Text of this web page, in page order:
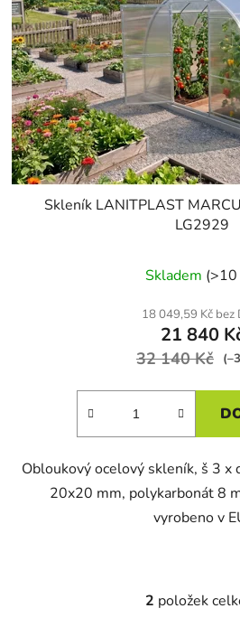
Skleník LANITPLAST
LG2929
Skladem (>10
18 049,59 Kč bez
21 840
32 140 Kč
Obloukový ocelový skleník, š 3
20x20 mm, polykarbonát 8
vyrobeno v
O
2 položek